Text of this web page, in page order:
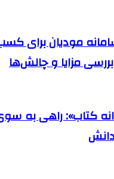
مودیان برای
مزایا و چالش‌ها
کتاب»: راهی به